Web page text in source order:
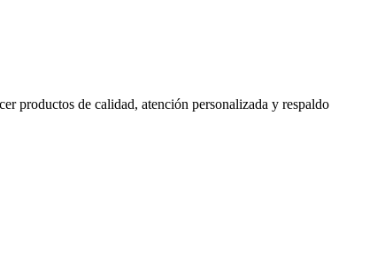
productos de calidad, atención personalizada y respaldo